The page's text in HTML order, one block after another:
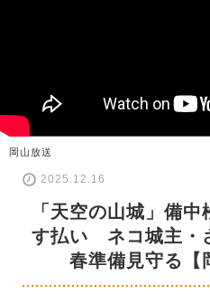
岡山放送
2025.12.16
「天空の山城」備
す払い ネコ城主・
春準備見守る【